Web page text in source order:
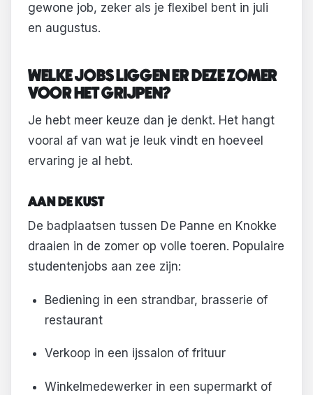
gewone job, zeker als je flexibel bent in juli
en augustus.
WELKE JOBS LIGGEN ER DEZE ZOMER
VOOR HET GRIJPEN?
Je hebt meer keuze dan je denkt. Het hangt
vooral af van wat je leuk vindt en hoeveel
ervaring je al hebt.
AAN DE KUST
De badplaatsen tussen De Panne en Knokke
draaien in de zomer op volle toeren. Populaire
studentenjobs aan zee zijn:
Bediening in een strandbar, brasserie of
restaurant
Verkoop in een ijssalon of frituur
Winkelmedewerker in een supermarkt of